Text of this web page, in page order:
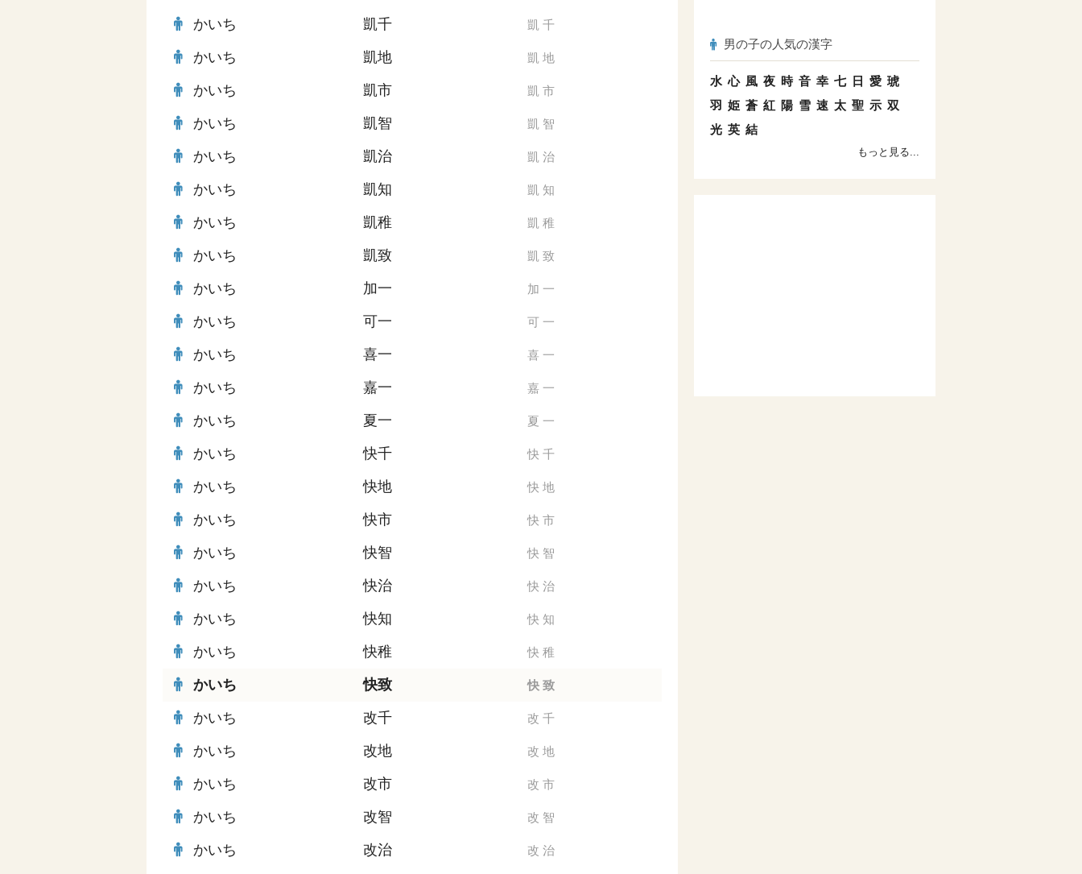
かいち 凱千 凱 千
かいち 凱地 凱 地
かいち 凱市 凱 市
かいち 凱智 凱 智
かいち 凱治 凱 治
かいち 凱知 凱 知
かいち 凱稚 凱 稚
かいち 凱致 凱 致
かいち 加一 加 一
かいち 可一 可 一
かいち 喜一 喜 一
かいち 嘉一 嘉 一
かいち 夏一 夏 一
かいち 快千 快 千
かいち 快地 快 地
かいち 快市 快 市
かいち 快智 快 智
かいち 快治 快 治
かいち 快知 快 知
かいち 快稚 快 稚
かいち 快致 快 致
かいち 改千 改 千
かいち 改地 改 地
かいち 改市 改 市
かいち 改智 改 智
かいち 改治 改 治
男の子の人気の漢字
水 心 風 夜 時 音 幸 七 日 愛 琥
羽 姫 蒼 紅 陽 雪 速 太 聖 示 双
光 英 結
もっと見る...